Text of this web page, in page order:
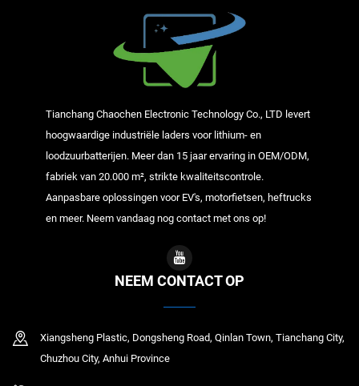
Tianchang Chaochen Electronic Technology Co., LTD levert
hoogwaardige industriële laders voor lithium- en
loodzuurbatterijen. Meer dan 15 jaar ervaring in OEM/ODM,
fabriek van 20.000 m², strikte kwaliteitscontrole.
Aanpasbare oplossingen voor EV's, motorfietsen, heftrucks
en meer. Neem vandaag nog contact met ons op!
NEEM CONTACT OP
Xiangsheng Plastic, Dongsheng Road, Qinlan Town, Tianchang City,
Chuzhou City, Anhui Province